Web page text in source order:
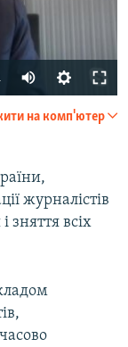
720p
1080p
на комп'ютер
журналістів
зняття всіх